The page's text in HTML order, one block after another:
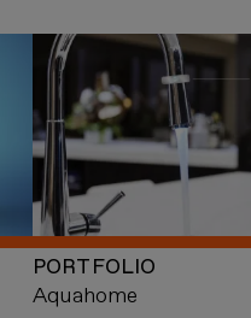
Aquahome
PORTFOLIO